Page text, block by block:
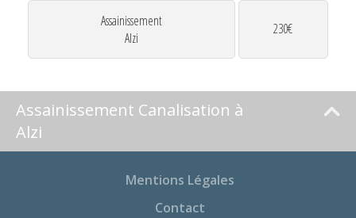
Assainissement
Alzi
230€
Assainissement Canalisation à
Alzi
Mentions Légales
Contact